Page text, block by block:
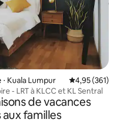
Kuala Lumpur Évaluation
4,95 (361)
- LRT à KLCC et KL Sentral
de vacances
familles